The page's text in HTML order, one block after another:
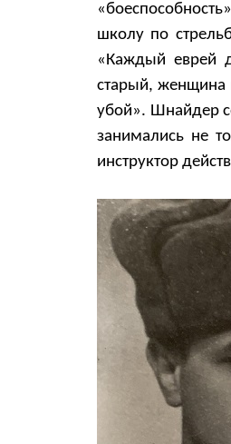
школу по
«Каждый еврей
старый, женщина
убой». Шнайдер
занимались не
инструктор